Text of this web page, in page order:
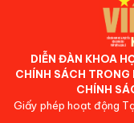
DIỄN ĐÀN KHOA
CHÍNH SÁCH TRONG
CHÍNH
Giấy phép hoạt động